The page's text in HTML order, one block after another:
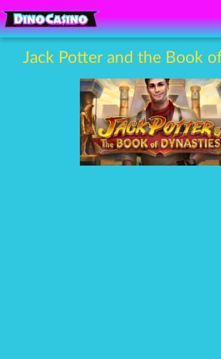
Jack Potter and the Book